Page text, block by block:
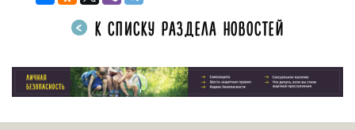
К СПИСКУ РАЗДЕЛА НОВОСТЕЙ